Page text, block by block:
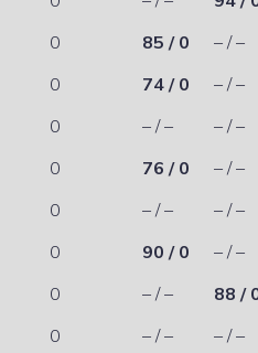
0 85 / 0
– / –
0 74 / 0
– / –
0 – / –
– / –
0 76 / 0
– / –
0 – / –
– / –
0 90 / 0
– / –
0 – / –
88 /
0 – / –
– / –